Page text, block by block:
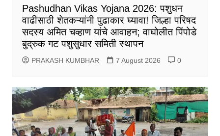
Pashudhan Vikas Yojana 2026: पशुधन
वाढीसाठी शेतकऱ्यांनी पुढाकार घ्यावा! जिल्हा परिषद
सदस्य अमित चव्हाण यांचे आवाहन; वाघोलीत पिंपोडे
बुद्रुक गट पशुसुधार समिती स्थापन
PRAKASH KUMBHAR 7 August 2026 0